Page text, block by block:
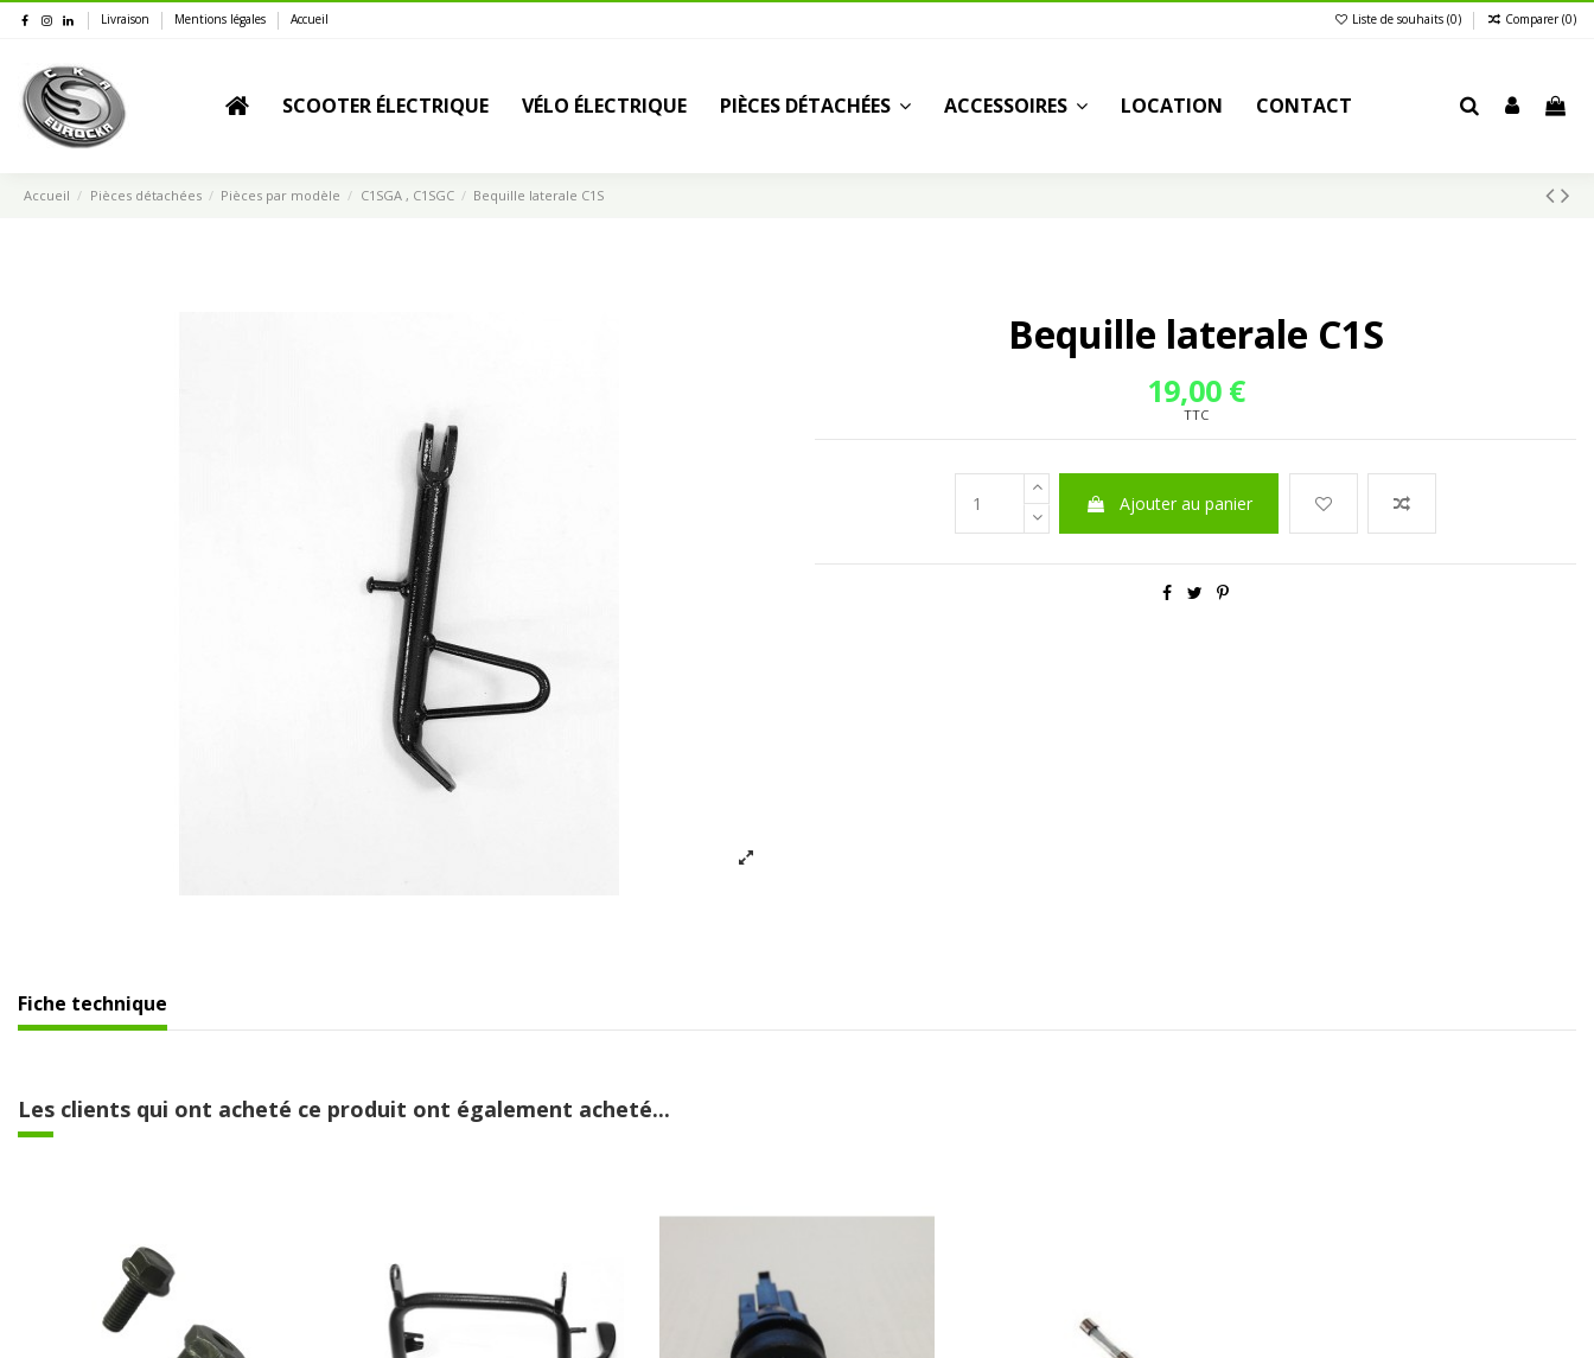
Livraison Mentions légales Accueil Liste de souhaits (0) Comparer (0)
SCOOTER ÉLECTRIQUE VÉLO ÉLECTRIQUE PIÈCES DÉTACHÉES ACCESSOIRES LOCATION CONTACT
Accueil Pièces détachées Pièces par modèle C1SGA , C1SGC Bequille laterale C1S
Bequille laterale C1S
19,00 €
TTC
Ajouter au panier
Fiche technique
Les clients qui ont acheté ce produit ont également acheté...